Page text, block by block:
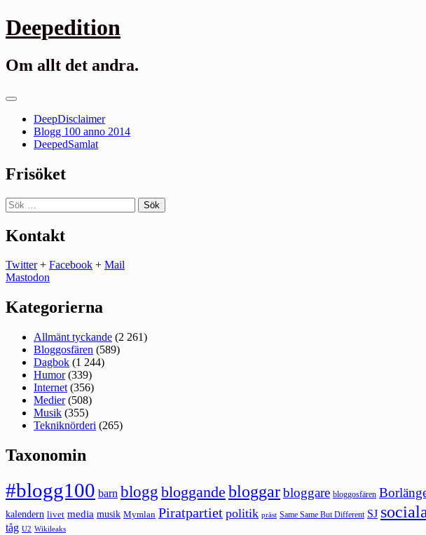
Gå
till
Deepedition
Om allt det andra.
Primär
DeepDisclaimer
Blogg 100 anno 2014
DeepedSamlat
Frisöket
Sök
efter:
Kontakt
Twitter+ Facebook + Mail
Mastodon
Kategorierna
Allmänt tyckande (2 261)
Bloggosfären (589)
Dagbok (1 244)
Humor(339)
Internet (356)
Medier(508)
Musik (355)
Tekniknörderi (265)
Taxonomin
#blogg100 barn blogg bloggande bloggarbloggare bloggosfären
kalendern livet media musik Mymlan Piratpartiet politik präst Same Same But Different SJ
tåg U2 Wikileaks